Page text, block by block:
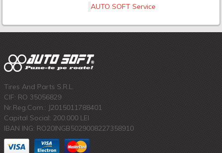
AUTO SOFT Service
Tires And Parts S.R.L.
CIF: RO 35056829
Nr.Reg.Com.: J2015011788401
Capital Social: 200.000 LEI
IBAN ING: RO20INGB5029008227358910